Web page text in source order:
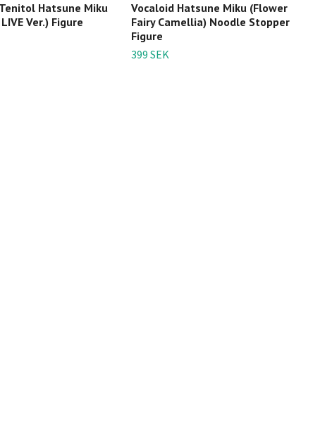
Hatsune Miku
Ver.) Figure
Vocaloid Hatsune Miku (Flower
Fairy Camellia) Noodle Stopper
Figure
399 SEK